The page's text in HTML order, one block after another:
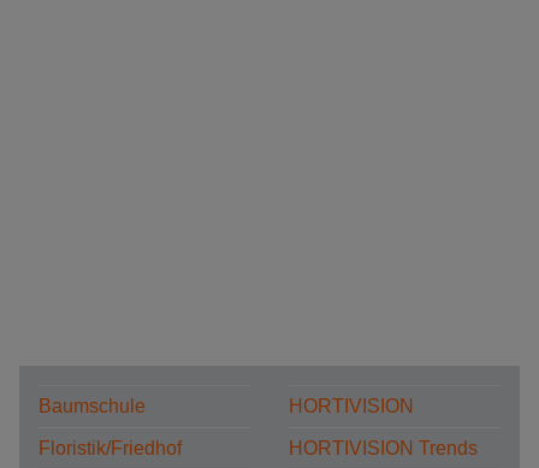
Baumschule
Floristik/Friedhof
HORTIVISION
HORTIVISION Trends